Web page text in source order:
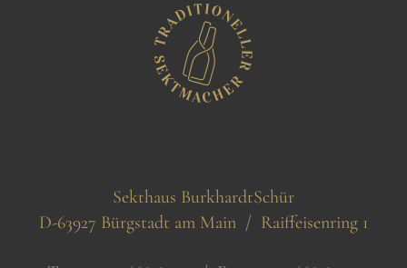
Sekthaus BurkhardtSchür
D-63927 Bürgstadt am Main / Raiffeisenring 1